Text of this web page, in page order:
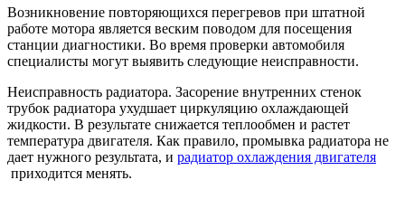
Возникновение повторяющихся перегревов при штатной
работе мотора является веским поводом для посещения
станции диагностики. Во время проверки автомобиля
специалисты могут выявить следующие неисправности.
Неисправность радиатора. Засорение внутренних стенок
трубок радиатора ухудшает циркуляцию охлаждающей
жидкости. В результате снижается теплообмен и растет
температура двигателя. Как правило, промывка радиатора не
дает нужного результата, и радиатор охлаждения двигателя
приходится менять.